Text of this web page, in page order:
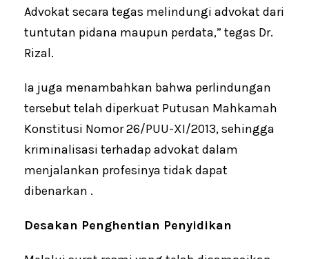
Advokat secara tegas melindungi advokat dari
tuntutan pidana maupun perdata,” tegas Dr.
Rizal.
Ia juga menambahkan bahwa perlindungan
tersebut telah diperkuat Putusan Mahkamah
Konstitusi Nomor 26/PUU-XI/2013, sehingga
kriminalisasi terhadap advokat dalam
menjalankan profesinya tidak dapat
dibenarkan .
Desakan Penghentian Penyidikan